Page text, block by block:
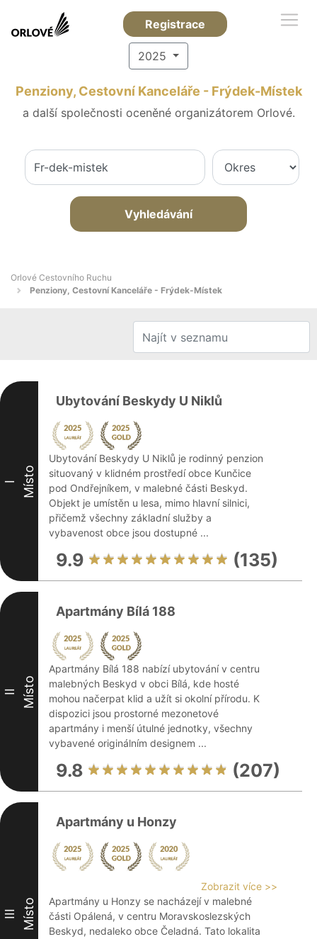
Registrace
2025
Penziony, Cestovní Kanceláře - Frýdek-Místek
a další společnosti oceněné organizátorem Orlové.
Vyhledávání
Orlové Cestovního Ruchu
Penziony, Cestovní Kanceláře - Frýdek-Místek
I Místo
Ubytování Beskydy U Niklů
Ubytování Beskydy U Niklů je rodinný penzion
situovaný v klidném prostředí obce Kunčice
pod Ondřejníkem, v malebné části Beskyd.
Objekt je umístěn u lesa, mimo hlavní silnici,
přičemž všechny základní služby a
vybavenost obce jsou dostupné ...
9.9 (135)
II Místo
Apartmány Bílá 188
Apartmány Bílá 188 nabízí ubytování v centru
malebných Beskyd v obci Bílá, kde hosté
mohou načerpat klid a užít si okolní přírodu. K
dispozici jsou prostorné mezonetové
apartmány i menší útulné jednotky, všechny
vybavené originálním designem ...
9.8 (207)
III Místo
Apartmány u Honzy
Zobrazit více >>
Apartmány u Honzy se nacházejí v malebné
části Opálená, v centru Moravskoslezských
Beskyd, nedaleko obce Čeladná. Tato lokalita